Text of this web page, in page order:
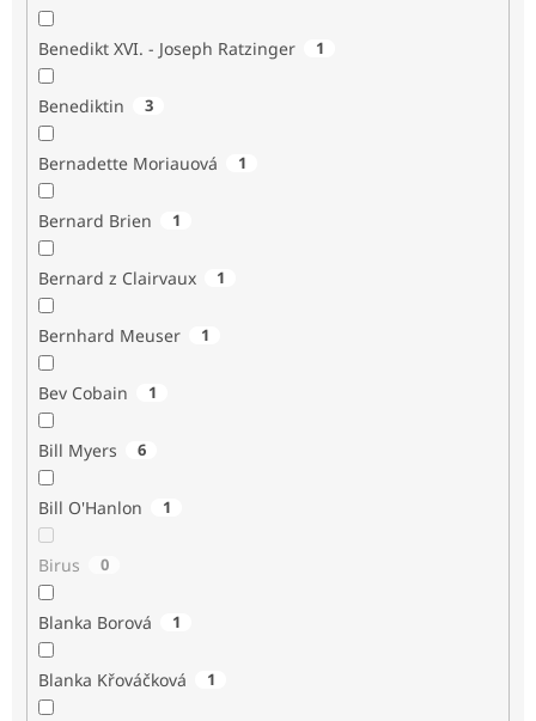
Benedikt XVI. - Joseph Ratzinger 1
Benediktin 3
Bernadette Moriauová 1
Bernard Brien 1
Bernard z Clairvaux 1
Bernhard Meuser 1
Bev Cobain 1
Bill Myers 6
Bill O'Hanlon 1
Birus 0
Blanka Borová 1
Blanka Křováčková 1